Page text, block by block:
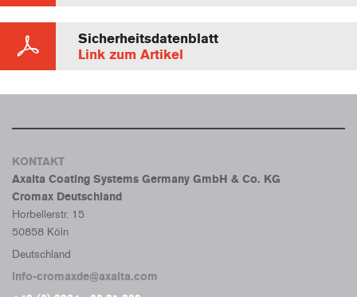
Sicherheitsdatenblatt
Link zum Artikel
KONTAKT
Axalta Coating Systems Germany GmbH & Co. KG
Cromax Deutschland
Horbellerstr. 15
50858 Köln
Deutschland
info-cromaxde@axalta.com